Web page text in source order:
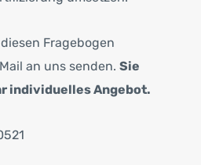
Fragebogen
an uns senden. Sie
individuelles Angebot.